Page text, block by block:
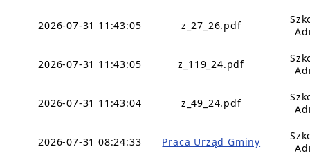
2026-07-31 11:43:05 z_27_26.pdf
2026-07-31 11:43:05 z_119_24.pdf
2026-07-31 11:43:04 z_49_24.pdf
2026-07-31 08:24:33 Praca Urząd Gminy